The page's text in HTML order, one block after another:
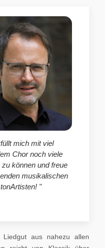
mich mit viel
Chor noch viele
können und freue
musikalischen
"
aus nahezu allen